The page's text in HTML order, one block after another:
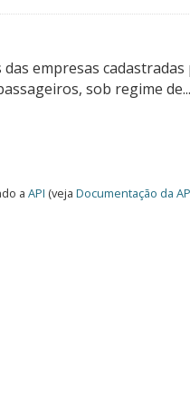
empresas
sob regime de...
a API (veja Documentação da